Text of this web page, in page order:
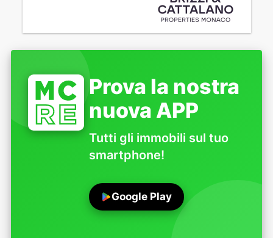
Prova la nostra
nuova APP
Tutti gli immobili sul tuo
smartphone!
Google Play